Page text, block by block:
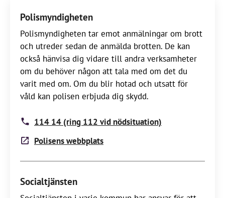
Polismyndigheten
Polismyndigheten tar emot anmälningar om brott
och utreder sedan de anmälda brotten. De kan
också hänvisa dig vidare till andra verksamheter
om du behöver någon att tala med om det du
varit med om. Om du blir hotad och utsatt för
våld kan polisen erbjuda dig skydd.
114 14 (ring 112 vid nödsituation)
Polisens webbplats
Socialtjänsten